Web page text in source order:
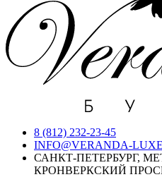
8 (812) 232-23-45
INFO@VERANDA-
САНКТ-ПЕТЕРБУРГ,
КРОНВЕРКСКИЙ